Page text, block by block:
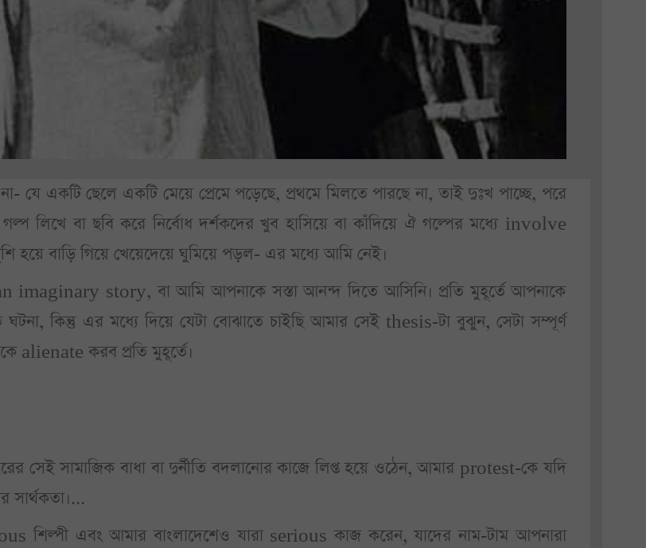
একটি ছেলে একটি মেয়ে প্রেমে পড়েছে, প্রথমে মিলতে পারছে না, তাই দুঃখ পাচ্ছে, পরে
লিখে বা ছবি করে নির্বোধ দর্শকদের খুব হাসিয়ে বা কাঁদিয়ে ঐ গল্পের মধ্যে involve
হয়ে বাড়ি গিয়ে খেয়েদেয়ে ঘুমিয়ে পড়ল- এর মধ্যে আমি নেই।
imaginary story, বা আমি আপনাকে সস্তা আনন্দ দিতে আসিনি। প্রতি মুহূর্তে আপনাকে
কিন্তু এর মধ্যে দিয়ে যেটা বোঝাতে চাইছি আমার সেই thesis-টা বুঝুন, সেটা সম্পূর্ণ
alienate করব প্রতি মুহূর্তে।
সেই সামাজিক বাধা বা দুর্নীতি বদলানোর কাজে লিপ্ত হয়ে ওঠেন, আমার protest-কে যদি
সার্থকতা।...
শিল্পী এবং আমার বাংলাদেশেও যারা serious কাজ করেন, যাদের নাম-টাম আপনারা